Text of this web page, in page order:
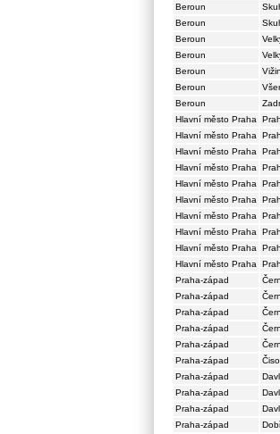
Beroun
Beroun
Beroun
Beroun
Beroun
Beroun
Beroun
Hlavní město Praha
Hlavní město Praha
Hlavní město Praha
Hlavní město Praha
Hlavní město Praha
Hlavní město Praha
Hlavní město Praha
Hlavní město Praha
Hlavní město Praha
Hlavní město Praha
Praha-západ
Praha-západ
Praha-západ
Praha-západ
Praha-západ
Praha-západ
Praha-západ
Praha-západ
Praha-západ
Praha-západ